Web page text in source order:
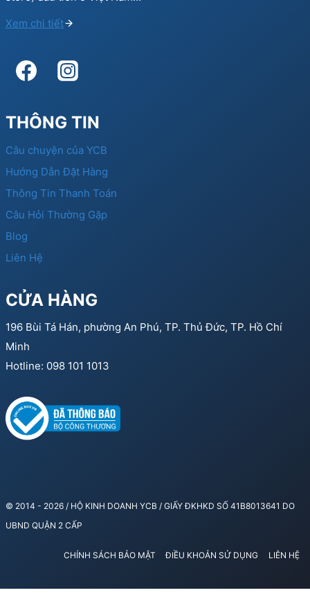
Xem chi tiết
THÔNG TIN
Câu chuyện của YCB
Hướng Dẫn Đặt Hàng
Thông Tin Thanh Toán
Câu Hỏi Thường Gặp
Blog
Liên Hệ
CỬA HÀNG
196 Bùi Tá Hán, phường An Phú, TP. Thủ Đức, TP. Hồ Chí
Minh
Hotline: 098 101 1013
© 2014 - 2026 / HỘ KINH DOANH YCB / GIẤY ĐKHKD SỐ 41B8013641 DO
UBND QUẬN 2 CẤP
CHÍNH SÁCH BẢO MẬT ĐIỀU KHOẢN SỬ DỤNG LIÊN HỆ